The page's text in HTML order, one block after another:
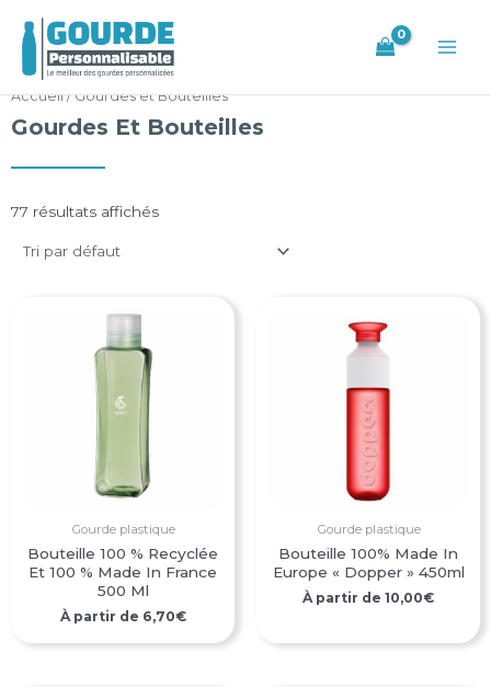
contenu
Accueil/ Gourdes et Bouteilles
Gourdes Et Bouteilles
77 résultats affichés
Gourde plastique
Bouteille 100 % Recyclée
Et 100 % Made In France
500 Ml
À partir de 6,70€
Gourde plastique
Bouteille 100% Made In
Europe « Dopper » 450ml
À partir de 10,00€